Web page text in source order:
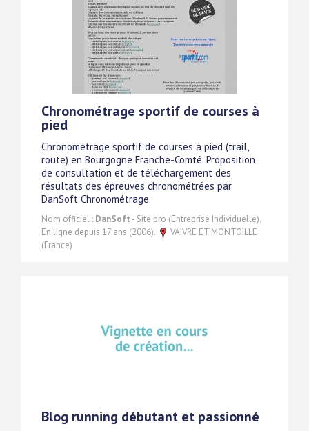
Chronométrage sportif de courses à
pied
Chronométrage sportif de courses à pied (trail,
route) en Bourgogne Franche-Comté. Proposition
de consultation et de téléchargement des
résultats des épreuves chronométrées par
DanSoft Chronométrage.
Nom officiel : DanSoft - Site pro (Entreprise Individuelle).
En ligne depuis 17 ans (2006).
VAIVRE ET MONTOILLE
(France)
Blog running débutant et passionné